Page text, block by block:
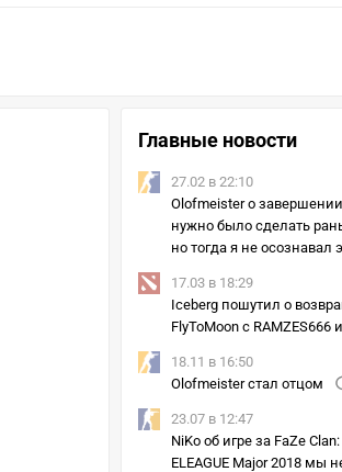
Главные новости
27.02 в 22:10
Olofmeister о
нужно было сделать
но тогда я не осознавал
17.03 в 18:29
Iceberg пошутил о
FlyToMoon с RAMZES666
18.11 в 16:50
Olofmeister стал отцом
23.07 в 12:47
NiKo об игре за FaZe
ELEAGUE Major 2018 мы